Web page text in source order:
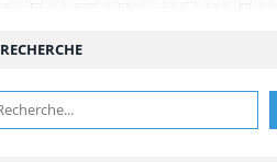
RECHERCHE